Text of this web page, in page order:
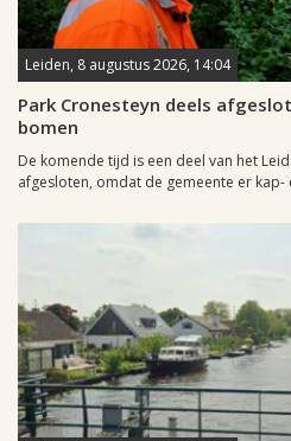
Leiden, 8 augustus 2026, 14:04
Park Cronesteyn deels
bomen
De komende tijd is een deel van het
afgesloten, omdat de gemeente er kap-